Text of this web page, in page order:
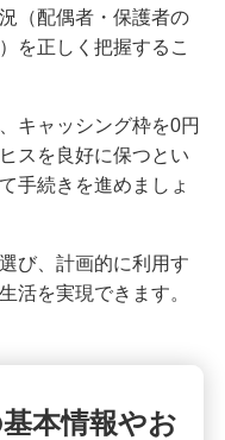
（配偶者・保護者の
を正しく把握するこ
キャッシング枠を0円
スを良好に保つとい
手続きを進めましょ
び、計画的に利用す
活を実現できます。
本情報やお